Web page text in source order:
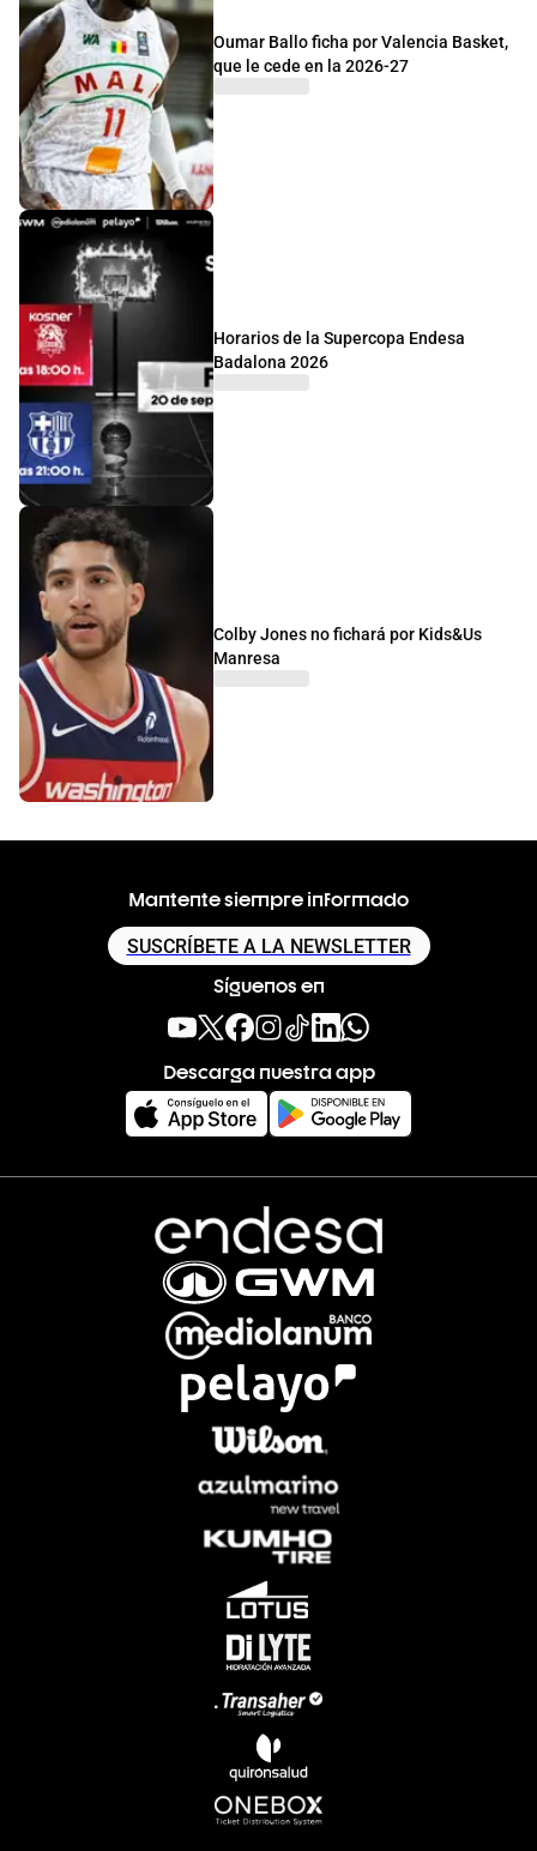
Oumar Ballo ficha por Valencia Basket,
que le cede en la 2026-27
Horarios de la Supercopa Endesa
Badalona 2026
Colby Jones no fichará por Kids&Us
Manresa
Mantente siempre informado
SUSCRÍBETE A LA NEWSLETTER
Síguenos en
Descarga nuestra app